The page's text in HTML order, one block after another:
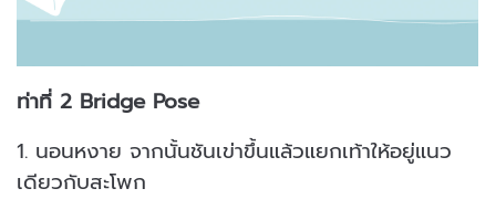
ท่าที่ 2 Bridge Pose
1. นอนหงาย จากนั้นชันเข่าขึ้นแล้วแยกเท้าให้อยู่แนว
เดียวกับสะโพก